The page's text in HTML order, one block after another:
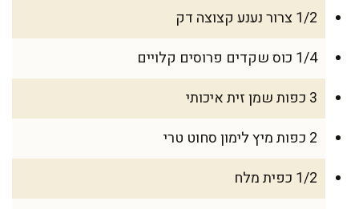
1/2 צרור נענע קצוצה דק
1/4 כוס שקדים פרוסים קלויים
3 כפות שמן זית איכותי
2 כפות מיץ לימון סחוט טרי
1/2 כפית מלח